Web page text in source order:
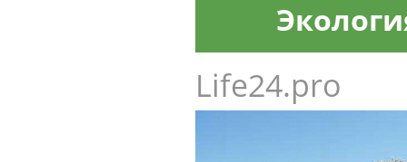
Life24.pro